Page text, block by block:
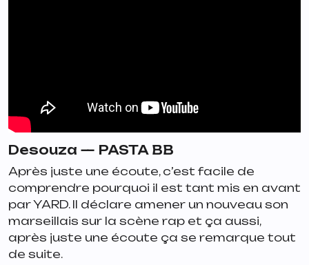
Desouza — PASTA BB
Après juste une écoute, c’est facile de
comprendre pourquoi il est tant mis en avant
par YARD. Il déclare amener un nouveau son
marseillais sur la scène rap et ça aussi,
après juste une écoute ça se remarque tout
de suite.